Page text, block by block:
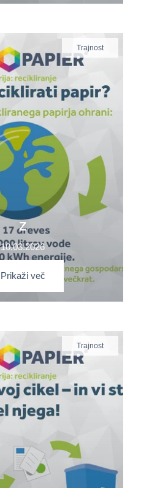
Trajnost
Z
10.03.2026
Prikaži več
Trajnost